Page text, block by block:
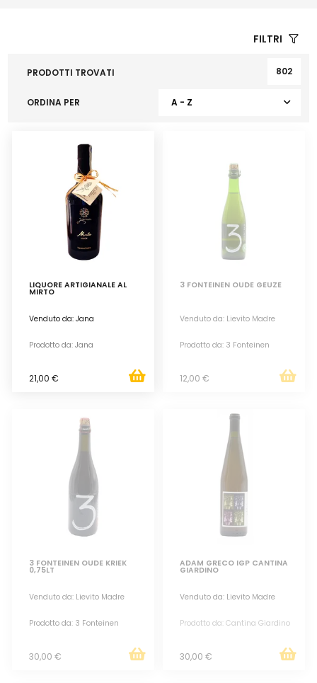
FILTRI
PRODOTTI TROVATI 802
ORDINA PER A - Z
LIQUORE ARTIGIANALE AL
MIRTO
Venduto da: Jana
Prodotto da: Jana
21,00 €
3 FONTEINEN OUDE GEUZE
Venduto da: Lievito Madre
Prodotto da: 3 Fonteinen
12,00 €
3 FONTEINEN OUDE KRIEK
0,75LT
Venduto da: Lievito Madre
Prodotto da: 3 Fonteinen
30,00 €
ADAM GRECO IGP CANTINA
GIARDINO
Venduto da: Lievito Madre
Prodotto da: Cantina Giardino
30,00 €